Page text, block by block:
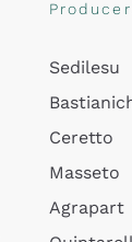
Sedilesu
Ceretto
Masseto
Agrapart